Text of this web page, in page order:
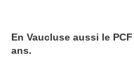
En Vaucluse aussi le
ans.